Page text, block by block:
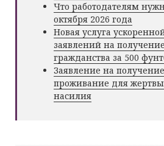
Что работодателям
октября 2026 года
Новая услуга
заявлений на
гражданства за 500
Заявление на
проживание для
насилия